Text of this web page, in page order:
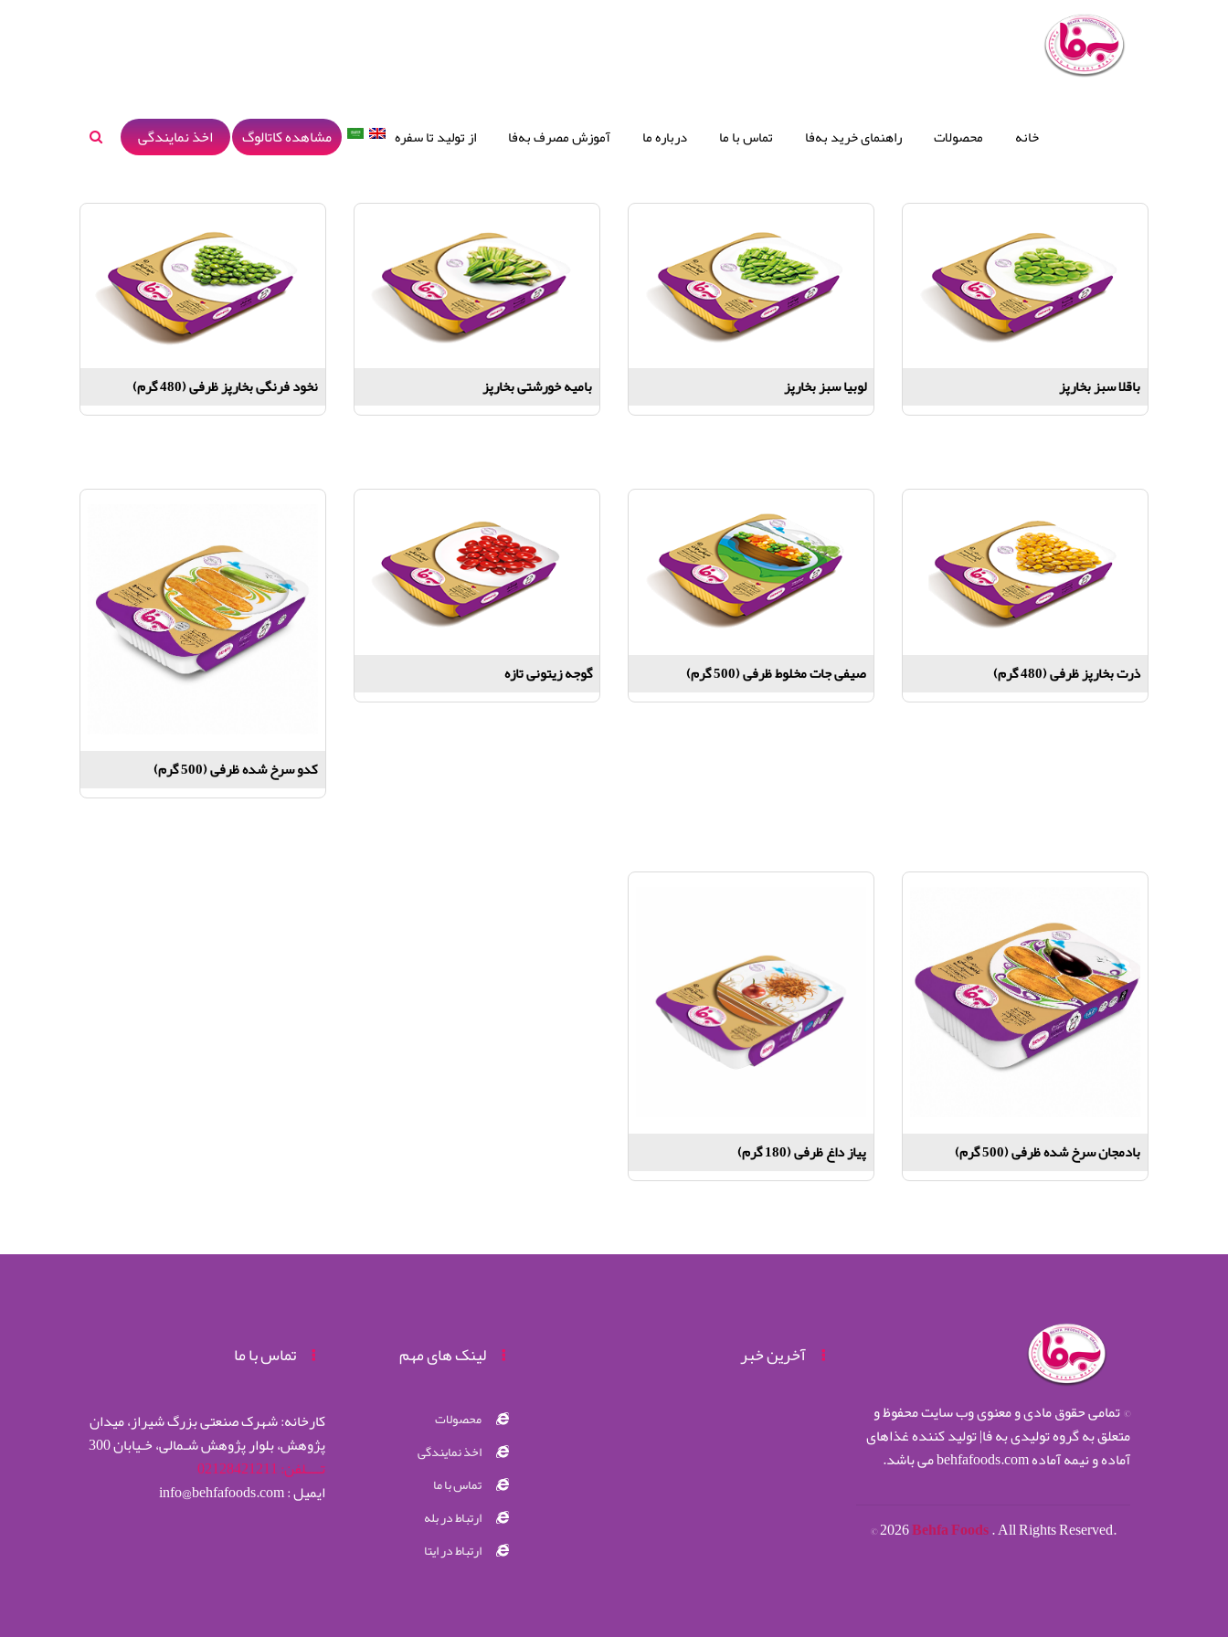
خانه محصولات راهنمای خرید به‌فا تماس با ما درباره ما آموزش مصرف به‌فا از تولید تا سفره مشاهده کاتالوگ اخذ نمایندگی سبزی و صیفی جات سرخ شده
باقلا سبز بخارپز لوبیا سبز بخارپز بامیه خورشتی بخارپز نخود فرنگی بخارپز ظرفی (480 گرم)
ذرت بخارپز ظرفی (480 گرم) صیفی جات مخلوط ظرفی (500 گرم) گوجه زیتونی تازه
کدو سرخ شده ظرفی (500 گرم)
بادمجان سرخ شده ظرفی (500 گرم) پیاز داغ ظرفی (180 گرم)
© تمامی حقوق مادی و معنوی وب سایت محفوظ و
متعلق به گروه تولیدی به فا| تولید کننده غذاهای
آماده و نیمه آماده behfafoods.com می باشد.
©2026Behfa Foods. All Rights Reserved.
آخرین خبر لینک های مهم
محصولات
اخذ نمایندگی
تماس با ما
ارتباط در بله
ارتباط در ایتا
تماس با ما
کارخانه: شهرک صنعتی بزرگ شیراز، میدان
پژوهش، بلوار پژوهش شـمالی، خـیابان 300
تــــلفن: 02128421211
ایمیل : info@behfafoods.com